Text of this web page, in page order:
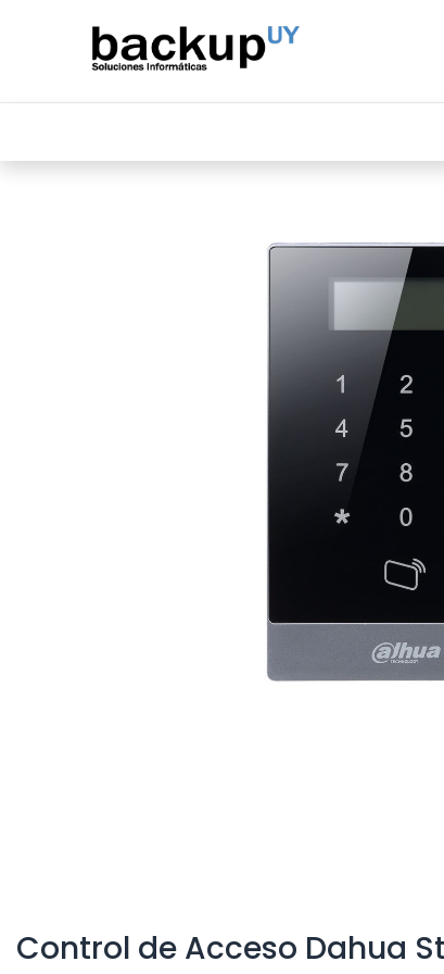
Control de Acceso Dahua